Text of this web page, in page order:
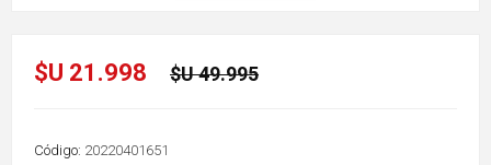
$U 21.998 $U 49.995
Código: 20220401651